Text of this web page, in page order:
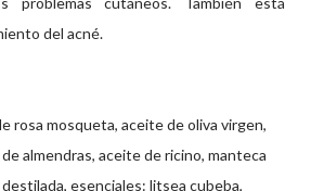
del acné.
rosa mosqueta, aceite de oliva virgen,
almendras, aceite de ricino, manteca
esenciales: litsea cubeba,